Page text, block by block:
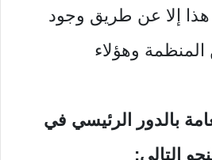
هذا إلا عن طريق وجود
وهؤلاء
بالدور الرئيسي في
التالي: